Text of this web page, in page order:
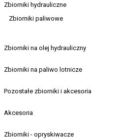
Zbiorniki hydrauliczne
Zbiorniki paliwowe
Zbiorniki na olej hydrauliczny
Zbiorniki na paliwo lotnicze
Pozostałe zbiorniki i akcesoria
Akcesoria
Zbiorniki - opryskiwacze